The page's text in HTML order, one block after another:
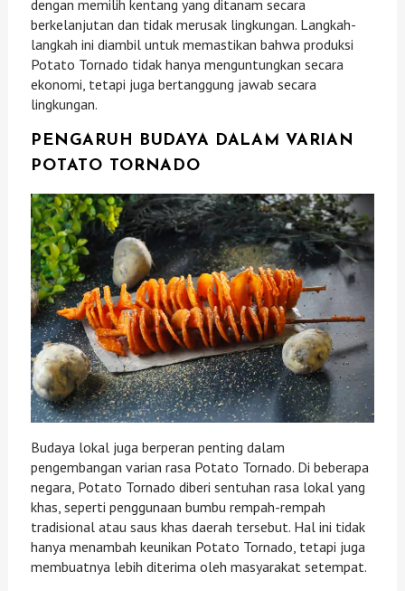
dengan memilih kentang yang ditanam secara
berkelanjutan dan tidak merusak lingkungan. Langkah-
langkah ini diambil untuk memastikan bahwa produksi
Potato Tornado tidak hanya menguntungkan secara
ekonomi, tetapi juga bertanggung jawab secara
lingkungan.
PENGARUH BUDAYA DALAM VARIAN
POTATO TORNADO
Budaya lokal juga berperan penting dalam
pengembangan varian rasa Potato Tornado. Di beberapa
negara, Potato Tornado diberi sentuhan rasa lokal yang
khas, seperti penggunaan bumbu rempah-rempah
tradisional atau saus khas daerah tersebut. Hal ini tidak
hanya menambah keunikan Potato Tornado, tetapi juga
membuatnya lebih diterima oleh masyarakat setempat.